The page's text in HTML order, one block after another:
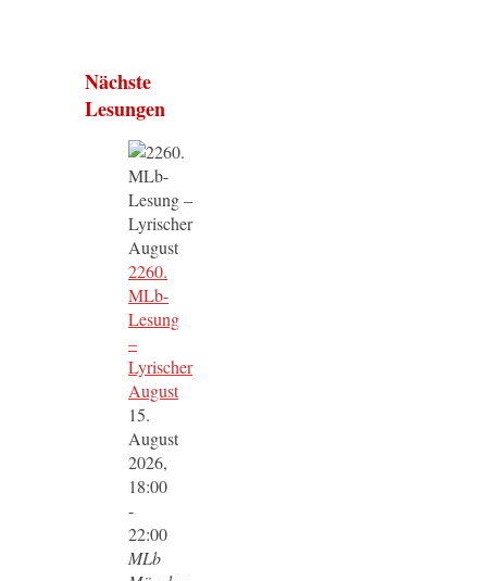
Nächste
Lesungen
2260.
MLb-
Lesung
–
Lyrischer
August
15.
August
2026,
18:00
-
22:00
MLb